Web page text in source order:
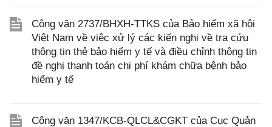
Công văn 2737/BHXH-TTKS của Bảo hiểm xã hội
Việt Nam về việc xử lý các kiến nghị về tra cứu
thông tin thẻ bảo hiểm y tế và điều chỉnh thông tin
đề nghị thanh toán chi phí khám chữa bệnh bảo
hiểm y tế
Công văn 1347/KCB-QLCL&CGKT của Cục Quản